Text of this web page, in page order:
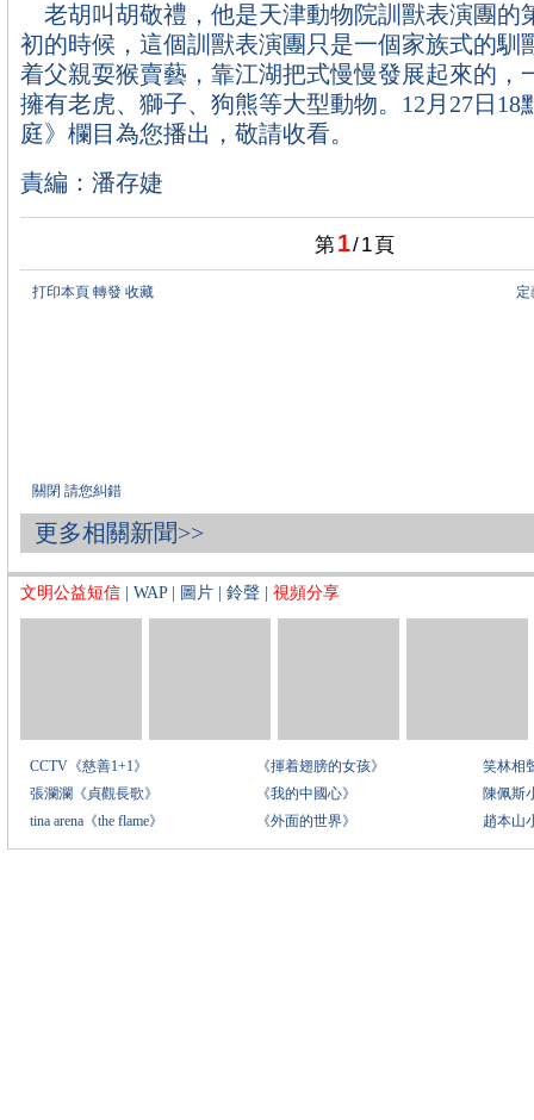
老胡叫胡敬禮，他是天津動物院訓獸表演團的
初的時候，這個訓獸表演團只是一個家族式的馴
着父親耍猴賣藝，靠江湖把式慢慢發展起來的，
擁有老虎、獅子、狗熊等大型動物。12月27日18
庭》欄目為您播出，敬請收看。
責編：潘存婕
第1/1 頁
打印本頁 轉發 收藏
關閉 請您糾錯
更多相關新聞>>
文明公益短信 WAP| 圖片 鈴聲 視頻分享
CCTV《慈善1+1》
張瀾瀾《貞觀長歌》
tina arena《the flame》
《揮着翅膀的女孩》
《我的中國心》
《外面的世界》
笑林相
陳佩斯
趙本山